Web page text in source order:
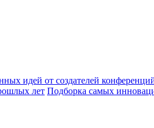
идей от создателей
лет Подборка самых